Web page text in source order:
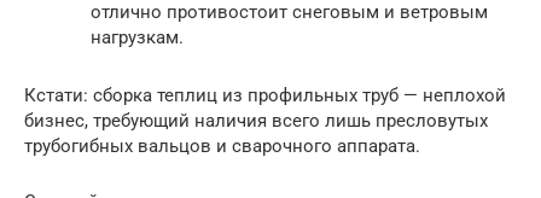
отлично противостоит снеговым и ветровым
нагрузкам.
Кстати: сборка теплиц из профильных труб — неплохой
бизнес, требующий наличия всего лишь пресловутых
трубогибных вальцов и сварочного аппарата.